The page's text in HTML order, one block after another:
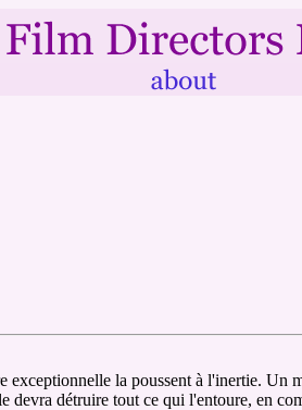
la poussent à l'inertie.
détruire tout ce qui l'entoure, en